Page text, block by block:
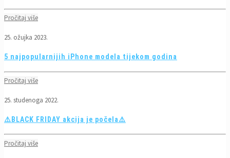
Pročitaj više
25. ožujka 2023.
5 najpopularnijih iPhone modela tijekom godina
Pročitaj više
25. studenoga 2022.
⚠️BLACK FRIDAY akcija je počela⚠️
Pročitaj više